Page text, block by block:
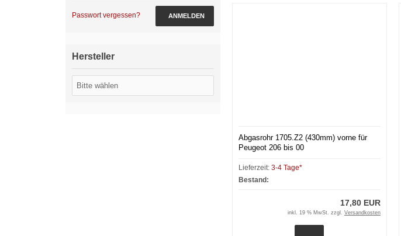
Abgasrohr 1705.Z2 (430mm) vorne für
Peugeot 206 bis 00
Lieferzeit: 3-4 Tage*
Bestand:
17,80 EUR
inkl. 19 % MwSt. zzgl. Versandkosten
Passwort vergessen? ANMELDEN
Hersteller